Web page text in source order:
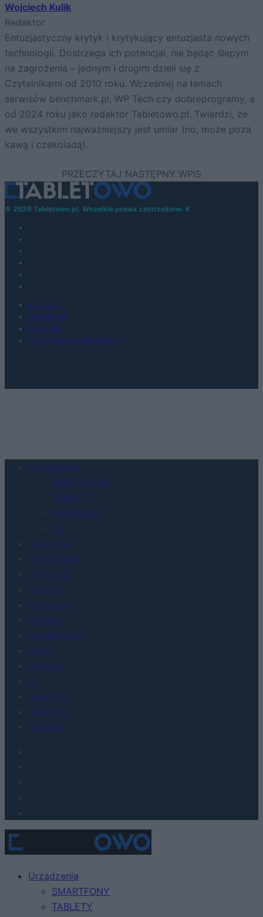
Wojciech Kulik
Redaktor
Entuzjastyczny krytyk i krytykujący entuzjasta nowych
technologii. Dostrzega ich potencjał, nie będąc ślepym
na zagrożenia – jednym i drugim dzieli się z
Czytelnikami od 2010 roku. Wcześniej na łamach
serwisów benchmark.pl, WP Tech czy dobreprogramy, a
od 2024 roku jako redaktor Tabletowo.pl. Twierdzi, że
we wszystkim najważniejszy jest umiar (no, może poza
kawą i czekoladą).
© 2026 Tabletowo.pl. Wszelkie prawa zastrzeżone. K
KONTAKT
REDAKCJA
REKLAMA
POLITYKA PRYWATNOŚCI
Urządzenia
SMARTFONY
TABLETY
WEARABLE
TV
Recenzje
Porównania
Co kupić
Porady
Promocje
FinTech
Hardware PC
Moto
Gaming
AI
Redakcja
Reklama
Kontakt
Urządzenia
SMARTFONY
TABLETY